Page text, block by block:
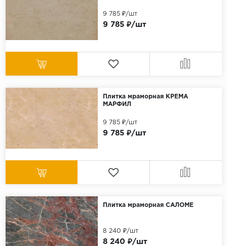
9 785 ₽/шт
9 785 ₽/шт
Плитка мраморная КРЕМА
МАРФИЛ
9 785 ₽/шт
9 785 ₽/шт
Плитка мраморная САЛОМЕ
8 240 ₽/шт
8 240 ₽/шт